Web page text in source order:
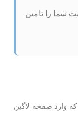
شما را تامین
وارد صفحه لاگین